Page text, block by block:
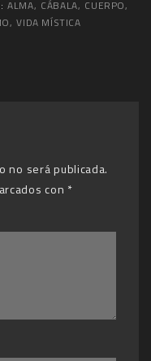
ALMA, CÁBALA, CUERPO,
, VIDA MÍSTICA
no será publicada.
con *